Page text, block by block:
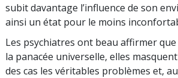
subit davantage l’influence de son
ainsi un état pour le moins
Les psychiatres ont beau affirmer
la panacée universelle, elles
des cas les véritables problèmes et,